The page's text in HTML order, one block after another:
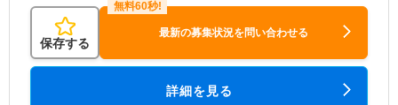
保存する
最新の募集状況を問い合わせる
詳細を見る